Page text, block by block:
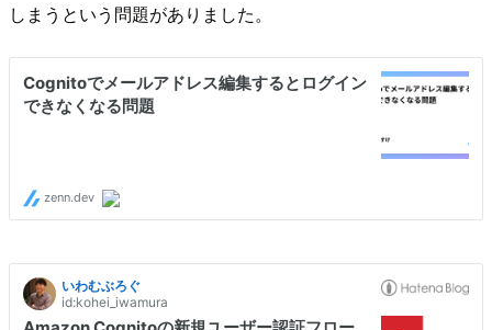
しまうという問題がありました。